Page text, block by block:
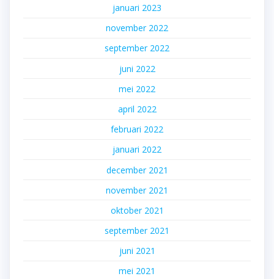
januari 2023
november 2022
september 2022
juni 2022
mei 2022
april 2022
februari 2022
januari 2022
december 2021
november 2021
oktober 2021
september 2021
juni 2021
mei 2021